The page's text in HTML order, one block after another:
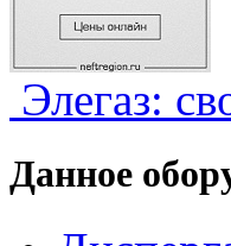
Элегаз:
Данное